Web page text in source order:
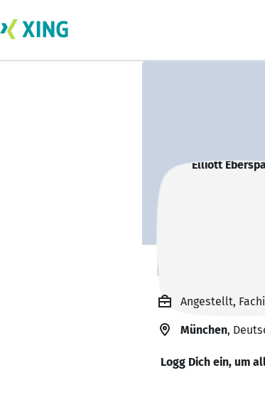
Elliott
Angestellt,
München,
Logg Dich ein, um